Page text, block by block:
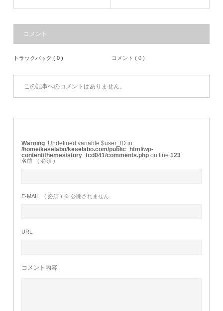
コメント
トラックバック ( 0 ) コメント ( 0 )
この記事へのコメントはありません。
Warning : Undefined variable $user_ID in
/home/keselabo/keselabo.com/public_html/wp-
content/themes/story_tcd041/comments.php on line123
名前 ( 必須 )
E-MAIL ( 必須 ) ※ 公開されません
URL
コメント内容